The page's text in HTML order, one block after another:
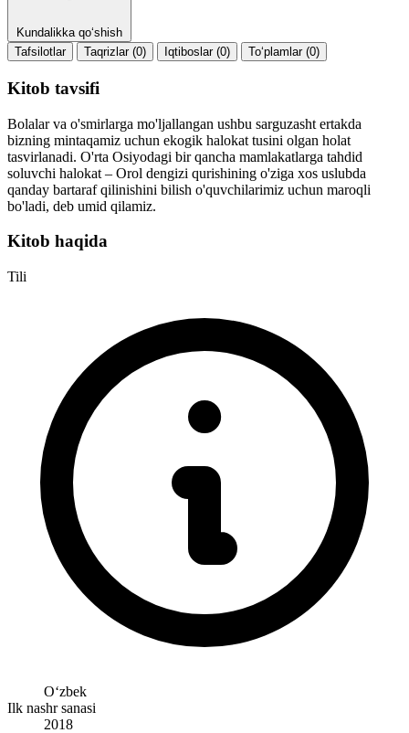
Kundalikka qo‘shish
Tafsilotlar
Taqrizlar (0) Iqtiboslar (0) To‘plamlar (0)
Kitob tavsifi
Bolalar va o'smirlarga mo'ljallangan ushbu sarguzasht ertakda
bizning mintaqamiz uchun ekogik halokat tusini olgan holat
tasvirlanadi. O'rta Osiyodagi bir qancha mamlakatlarga tahdid
soluvchi halokat – Orol dengizi qurishining o'ziga xos uslubda
qanday bartaraf qilinishini bilish o'quvchilarimiz uchun maroqli
bo'ladi, deb umid qilamiz.
Kitob haqida
Tili
Oʻzbek
Ilk nashr sanasi
2018